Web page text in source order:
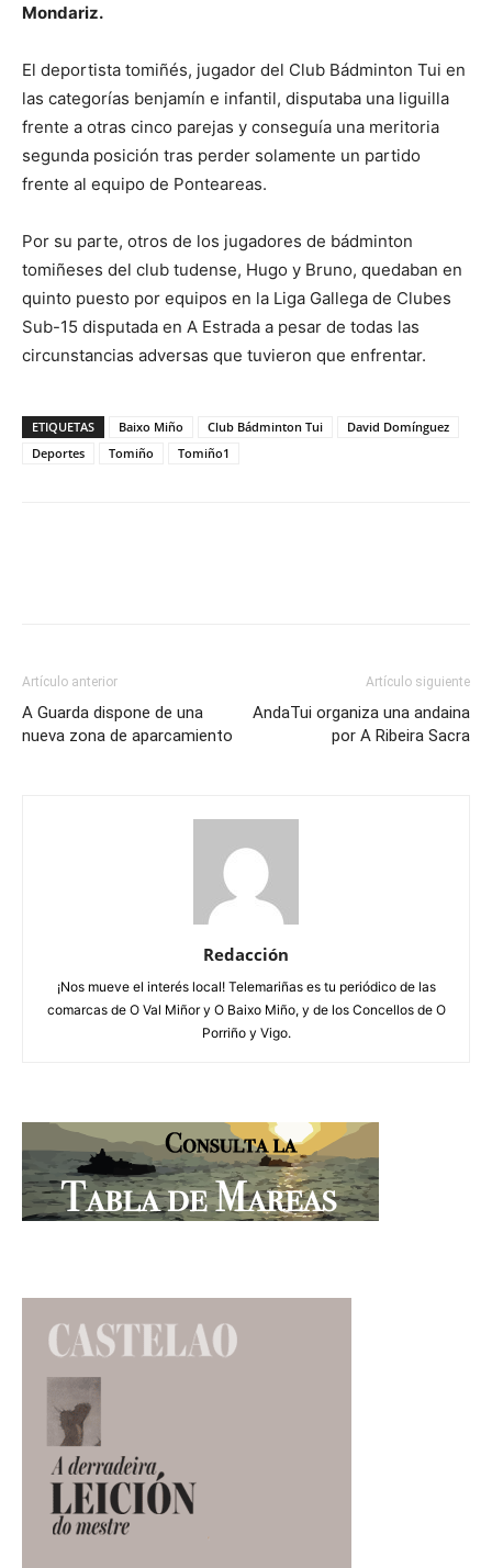
Mondariz.
El deportista tomiñés, jugador del Club Bádminton Tui en
las categorías benjamín e infantil, disputaba una liguilla
frente a otras cinco parejas y conseguía una meritoria
segunda posición tras perder solamente un partido
frente al equipo de Ponteareas.
Por su parte, otros de los jugadores de bádminton
tomiñeses del club tudense, Hugo y Bruno, quedaban en
quinto puesto por equipos en la Liga Gallega de Clubes
Sub-15 disputada en A Estrada a pesar de todas las
circunstancias adversas que tuvieron que enfrentar.
ETIQUETAS Baixo Miño Club Bádminton Tui
David Domínguez
Deportes
Tomiño Tomiño1
Artículo anterior
A Guarda dispone de una
nueva zona de aparcamiento
Artículo siguiente
AndaTui organiza una andaina
por A Ribeira Sacra
Redacción
¡Nos mueve el interés local! Telemariñas es tu periódico de las
comarcas de O Val Miñor y O Baixo Miño, y de los Concellos de O
Porriño y Vigo.